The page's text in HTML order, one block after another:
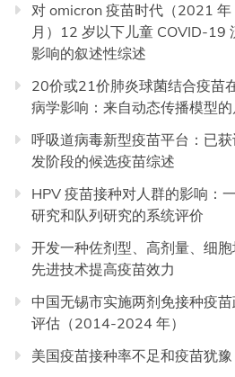
对 omicron 疫苗时代（2021
月）12 岁以下儿童 COVID-19
影响的叙述性综述
20价或21价肺炎球菌结合疫苗
病学影响：来自动态传播模型
呼吸道病毒新型疫苗平台：已
发阶段的候选疫苗综述
HPV 疫苗接种对人群的影响：
研究和队列研究的系统评价
开发一种佐剂型、高剂量、细
先进技术提高疫苗效力
中国无锡市实施两剂免接种疫
评估（2014-2024 年）
美国疫苗接种率不足和疫苗犹